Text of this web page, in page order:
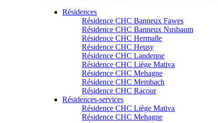
Résidences
Résidence CHC Banneux Fawes
Résidence CHC Banneux Nusbaum
Résidence CHC Hermalle
Résidence CHC Heusy
Résidence CHC Landenne
Résidence CHC Liège Mativa
Résidence CHC Mehagne
Résidence CHC Membach
Résidence CHC Racour
Résidences-services
Résidence CHC Liège Mativa
Résidence CHC Mehagne